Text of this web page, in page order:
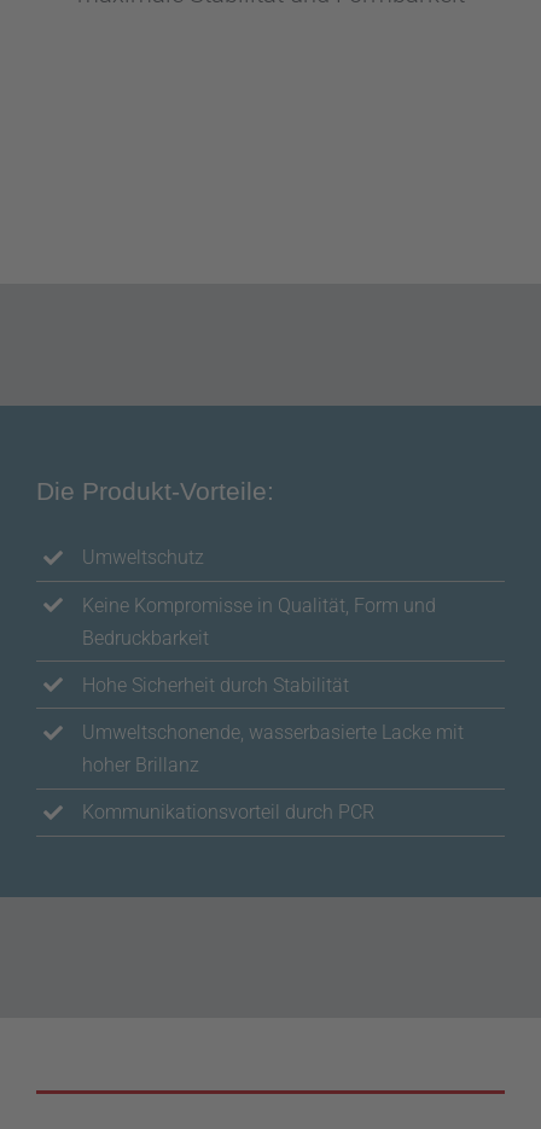
Die Produkt-Vorteile:
Umweltschutz
Keine Kompromisse in Qualität, Form und
Bedruckbarkeit
Hohe Sicherheit durch Stabilität
Umweltschonende, wasserbasierte Lacke mit
hoher Brillanz
Kommunikationsvorteil durch PCR